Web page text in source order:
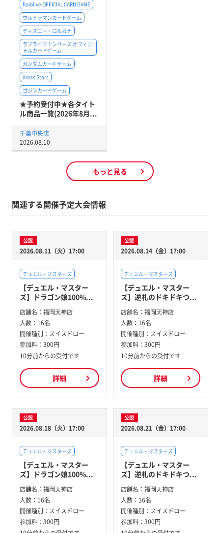
hololive OFFICIAL CARD GAME
ウルトラマンカードゲーム
ディズニー・ロルカナ
ラブライブ！シリーズ オフィシ
ャルカードゲーム
ガンダムカードゲーム
Xross Stars
ゴジラカードゲーム
★予約受付中★各タイト
ル商品一覧(2026年8月...
千葉中央店
2026.08.10
もっと見る
関連する開催予定大会情報
公認
2026.08.11（火）17:00
デュエル・マスターズ
【デュエル・マスター
ズ】ドラゴン娘100%...
店舗名： 福岡天神店
人数： 16名
開催種別： スイスドロー
参加料： 300円
10分前からの受付です
詳細
公認
2026.08.14（金）17:00
デュエル・マスターズ
【デュエル・マスター
ズ】逆札のドキドキつ...
店舗名： 福岡天神店
人数： 16名
開催種別： スイスドロー
参加料： 300円
10分前からの受付です
詳細
公認
2026.08.18（火）17:00
デュエル・マスターズ
【デュエル・マスター
ズ】ドラゴン娘100%...
店舗名： 福岡天神店
人数： 16名
開催種別： スイスドロー
参加料： 300円
公認
2026.08.21（金）17:00
デュエル・マスターズ
【デュエル・マスター
ズ】逆札のドキドキつ...
店舗名： 福岡天神店
人数： 16名
開催種別： スイスドロー
参加料： 300円